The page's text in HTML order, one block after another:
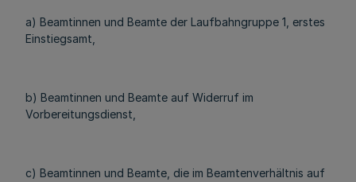
a) Beamtinnen und Beamte der Laufbahngruppe 1, erstes
Einstiegsamt,
b) Beamtinnen und Beamte auf Widerruf im
Vorbereitungsdienst,
c) Beamtinnen und Beamte, die im Beamtenverhältnis auf